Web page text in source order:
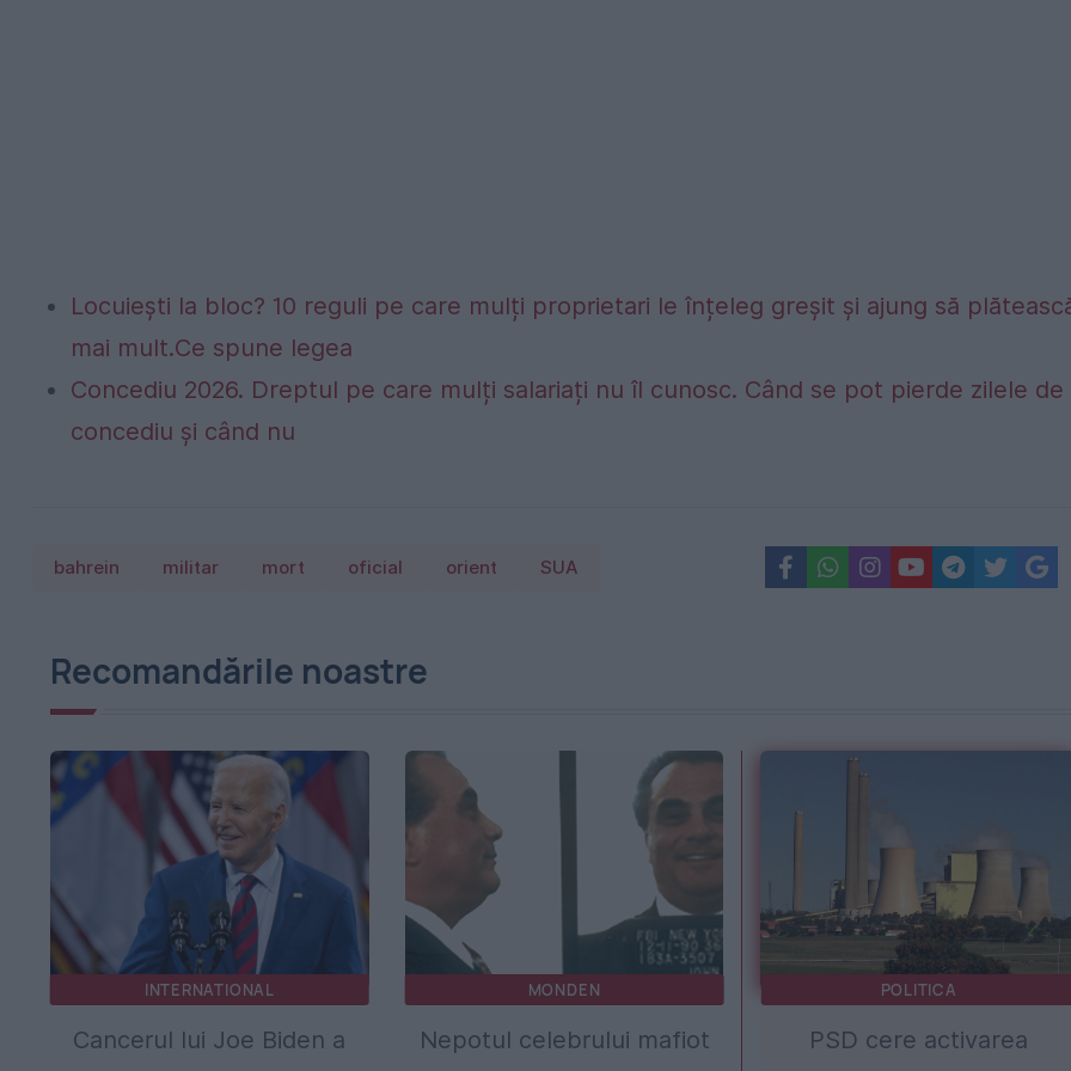
Locuiești la bloc? 10 reguli pe care mulți proprietari le înțeleg greșit și ajung să
mai mult.Ce spune legea
Concediu 2026. Dreptul pe care mulți salariați nu îl cunosc. Când se pot pierde zilele de
concediu și când nu
bahrein militar mort oficial orient SUA
Recomandările noastre
INTERNATIONAL
Cancerul lui Joe Biden a
MONDEN
Nepotul celebrului mafiot
POLITICA
PSD cere activarea